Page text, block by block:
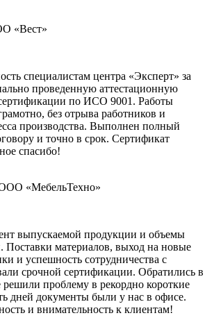
«Вест»
специалистам центра «Эксперт» за
проведенную аттестационную
по ИСО 9001. Работы
без отрыва работников и
производства. Выполнен полный
и точно в срок. Сертификат
спасибо!
«МебельТехно»
выпускаемой продукции и объемы
Поставки материалов, выход на новые
и успешность сотрудничества с
срочной сертификации. Обратились в
решили проблему в рекордно короткие
дней документы были у нас в офисе.
и внимательность к клиентам!